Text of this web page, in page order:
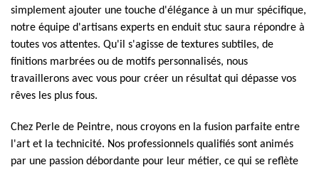
simplement ajouter une touche d'élégance à un mur spécifique,
notre équipe d'artisans experts en enduit stuc saura répondre à
toutes vos attentes. Qu'il s'agisse de textures subtiles, de
finitions marbrées ou de motifs personnalisés, nous
travaillerons avec vous pour créer un résultat qui dépasse vos
rêves les plus fous.
Chez Perle de Peintre, nous croyons en la fusion parfaite entre
l'art et la technicité. Nos professionnels qualifiés sont animés
par une passion débordante pour leur métier, ce qui se reflète